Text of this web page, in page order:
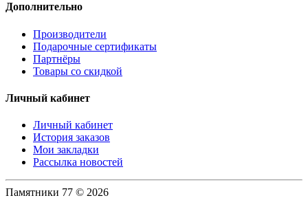
Дополнительно
Производители
Подарочные сертификаты
Партнёры
Товары со скидкой
Личный кабинет
Личный кабинет
История заказов
Мои закладки
Рассылка новостей
Памятники 77 © 2026